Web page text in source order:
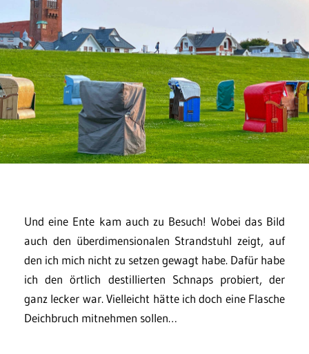
Und eine Ente kam auch zu Besuch! Wobei das Bild
auch den überdimensionalen Strandstuhl zeigt, auf
den ich mich nicht zu setzen gewagt habe. Dafür habe
ich den örtlich destillierten Schnaps probiert, der
ganz lecker war. Vielleicht hätte ich doch eine Flasche
Deichbruch mitnehmen sollen…